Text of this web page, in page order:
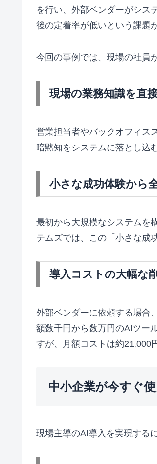
を行い、外部ベンダーがシス
後の定着率が低いという課題
今回の事例では、現場の社員
現場の業務知識を直
営業担当者やバックオフィス
暗黙知をシステムに落とし込
小さな成功体験から
最初から大規模なシステムを
テムズでは、この「小さな成
導入コストの大幅な
外部ベンダーに依頼する場合
額数千円から数万円のAIツー
すが、月額コストは約21,000
中小企業が今すぐ
現場主導のAI導入を実現する